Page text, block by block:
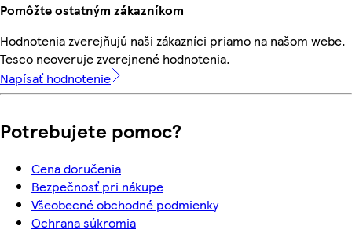
Pomôžte ostatným zákazníkom
Hodnotenia zverejňujú naši zákazníci priamo na našom webe.
Tesco neoveruje zverejnené hodnotenia.
Napísať hodnotenie
Potrebujete pomoc?
Cena doručenia
Bezpečnosť pri nákupe
Všeobecné obchodné podmienky
Ochrana súkromia